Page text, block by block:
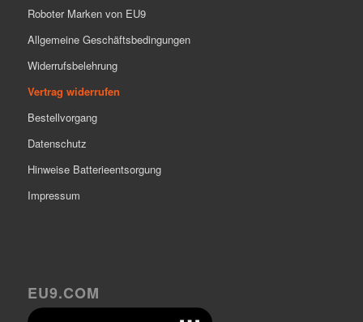
Roboter Marken von EU9
Allgemeine Geschäftsbedingungen
Widerrufsbelehrung
Vertrag widerrufen
Bestellvorgang
Datenschutz
Hinweise Batterieentsorgung
Impressum
EU9.COM